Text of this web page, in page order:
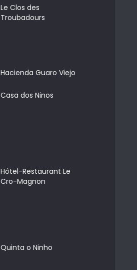
Le Clos des
Troubadours
Hacienda Guaro Viejo
Casa dos Ninos
Hôtel-Restaurant Le
Cro-Magnon
Quinta o Ninho